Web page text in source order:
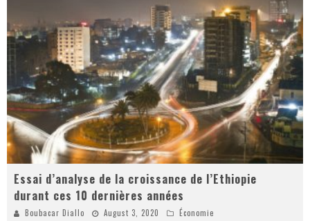
Essai d’analyse de la croissance de l’Ethiopie
durant ces 10 dernières années
Boubacar Diallo August 3, 2020 Économie